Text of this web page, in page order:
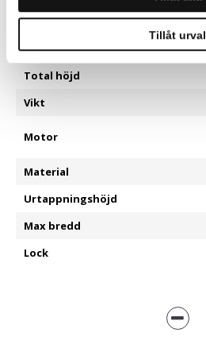
Tillåt urval
Maskin till försäljning
Kapacitet
Total höjd
Vikt
Motor
Material
Urtappningshöjd
Max bredd
Lock